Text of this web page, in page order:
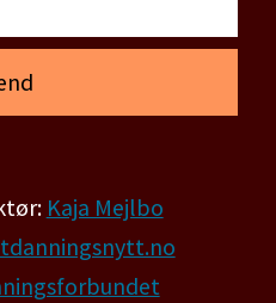
Kaja Mejlbo